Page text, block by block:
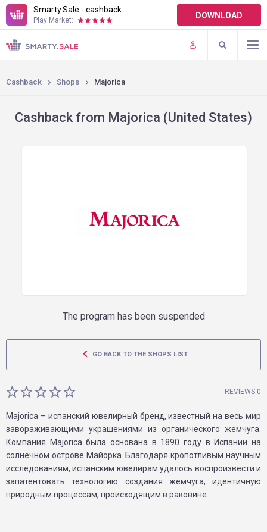
Smarty.Sale - cashback
Play Market: DOWNLOAD
TERMS OF USE
PLUGINS
Cashback Shops Majorica
Cashback from Majorica (United States)
The program has been suspended
GO BACK TO THE SHOPS LIST
REVIEWS 0
Majorica – испанский ювелирный бренд, известный на весь мир
завораживающими украшениями из органического жемчуга.
Компания Majorica была основана в 1890 году в Испании на
солнечном острове Майорка. Благодаря кропотливым научным
исследованиям, испанским ювелирам удалось воспроизвести и
запатентовать технологию создания жемчуга, идентичную
природным процессам, происходящим в раковине.